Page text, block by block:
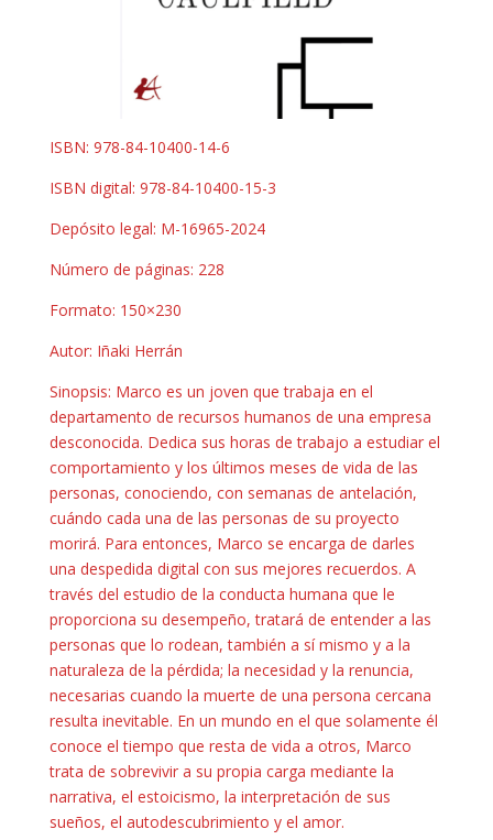
ISBN: 978-84-10400-14-6
ISBN digital: 978-84-10400-15-3
Depósito legal: M-16965-2024
Número de páginas: 228
Formato: 150×230
Autor: Iñaki Herrán
Sinopsis: Marco es un joven que trabaja en el
departamento de recursos humanos de una empresa
desconocida. Dedica sus horas de trabajo a estudiar el
comportamiento y los últimos meses de vida de las
personas, conociendo, con semanas de antelación,
cuándo cada una de las personas de su proyecto
morirá. Para entonces, Marco se encarga de darles
una despedida digital con sus mejores recuerdos. A
través del estudio de la conducta humana que le
proporciona su desempeño, tratará de entender a las
personas que lo rodean, también a sí mismo y a la
naturaleza de la pérdida; la necesidad y la renuncia,
necesarias cuando la muerte de una persona cercana
resulta inevitable. En un mundo en el que solamente él
conoce el tiempo que resta de vida a otros, Marco
trata de sobrevivir a su propia carga mediante la
narrativa, el estoicismo, la interpretación de sus
sueños, el autodescubrimiento y el amor.